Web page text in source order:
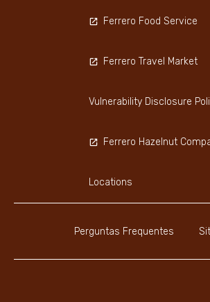
Perguntas Frequentes
Ferrero Food Service
Ferrero Travel Market
Vulnerability Disclosure
Ferrero Hazelnut
Locations